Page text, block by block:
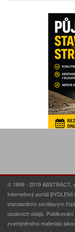
© 1999 - 2019 ABSTRACT,
Internetový portál
standardním seriálovým
osobních údajů.
zveřejněného materiálu